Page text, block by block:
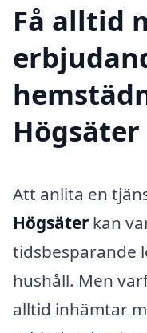
Få alltid
Högsäter
Att anlita en
Högsäter kan
tidsbesparande
hushåll. Men
alltid inhämtar